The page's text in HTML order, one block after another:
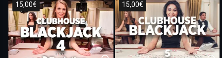
15,00€ 15,00€